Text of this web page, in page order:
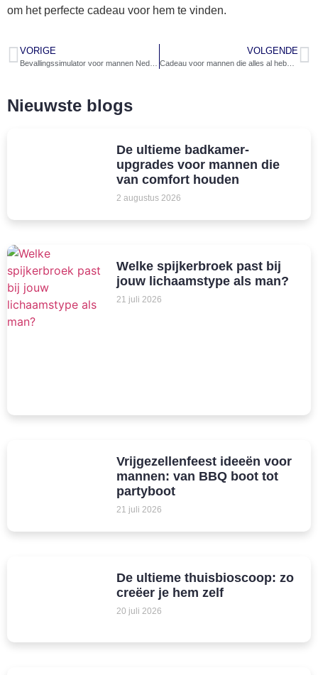
om het perfecte cadeau voor hem te vinden.
VORIGE VOLGENDE
Cadeau voor mannen die alles al hebben
Nieuwste blogs
De ultieme badkamer-
upgrades voor mannen die
van comfort houden
2 augustus 2026
Welke spijkerbroek past bij
jouw lichaamstype als man?
21 juli 2026
Vrijgezellenfeest ideeën voor
mannen: van BBQ boot tot
partyboot
21 juli 2026
De ultieme thuisbioscoop: zo
creëer je hem zelf
20 juli 2026